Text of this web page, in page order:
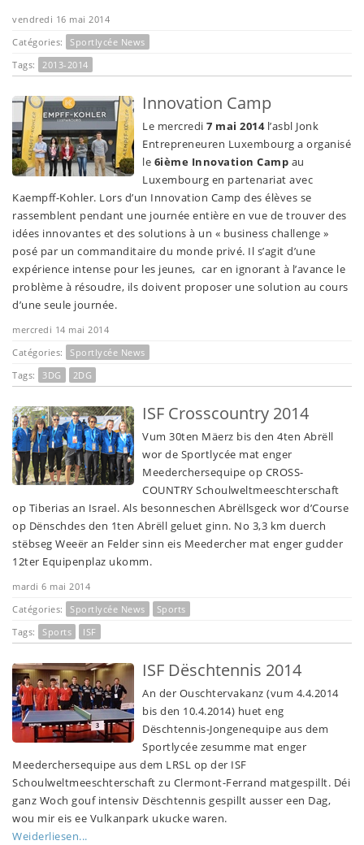
vendredi 16 mai 2014
Catégories:
Sportlycée News
Tags:
2013-2014
Innovation Camp
Le mercredi 7 mai 2014l’asbl Jonk
Entrepreneuren Luxembourg a organisé
le 6ième Innovation Camp au
Luxembourg en partenariat avec
Kaempff-Kohler. Lors d’un Innovation Camp des élèves se
rassemblent pendant une journée entière en vue de trouver des
idées innovantes et des solutions à un « business challenge »
posé par un commanditaire du monde privé. Il s’agit d’une
expérience intense pour les jeunes, car en ignorant à l’avance le
problème à résoudre, ils doivent proposer une solution au cours
d’une seule journée.
mercredi 14 mai 2014
Catégories:
Sportlycée News
Tags:
3DG 2DG
ISF Crosscountry 2014
Vum 30ten Mäerz bis den 4ten Abrëll
wor de Sportlycée mat enger
Meederchersequipe op CROSS-
COUNTRY Schoulweltmeeschterschaft
op Tiberias an Israel. Als besonneschen Abrëllsgeck wor d’Course
op Dënschdes den 1ten Abrëll geluet ginn. No 3,3 km duerch
stëbseg Weeër an Felder sinn eis Meedercher mat enger gudder
12ter Equipenplaz ukomm.
mardi 6 mai 2014
Catégories:
Sportlycée News
Sports
Tags:
Sports ISF
ISF Dëschtennis 2014
An der Ouschtervakanz (vum 4.4.2014
bis den 10.4.2014) huet eng
Dëschtennis-Jongenequipe aus dem
Sportlycée zesumme mat enger
Meederchersequipe aus dem LRSL op der ISF
Schoulweltmeeschterschaft zu Clermont-Ferrand matgespillt. Déi
ganz Woch gouf intensiv Dëschtennis gespillt ausser een Dag,
wou mir eis ee Vulkanpark ukucke waren.
Weiderliesen...